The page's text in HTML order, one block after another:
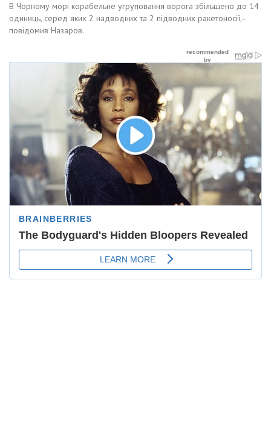
В Чорному морі корабельне угруповання ворога збільшено до 14
одиниць, серед яких 2 надводних та 2 підводних ракетоносії,–
повідомив Назаров.